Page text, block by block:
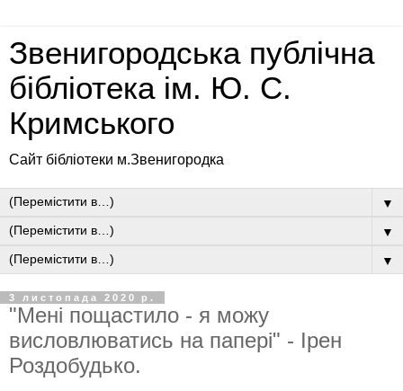
Звенигородська публічна
бібліотека ім. Ю. С.
Кримського
Сайт бібліотеки м.Звенигородка
▼
▼
▼
3 листопада 2020 р.
"Мені пощастило - я можу
висловлюватись на папері" - Ірен
Роздобудько.